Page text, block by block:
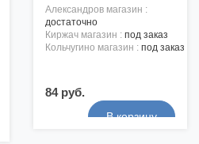
александров магазин :
достаточно
киржач магазин : под заказ
кольчугино магазин : под заказ
84 руб.